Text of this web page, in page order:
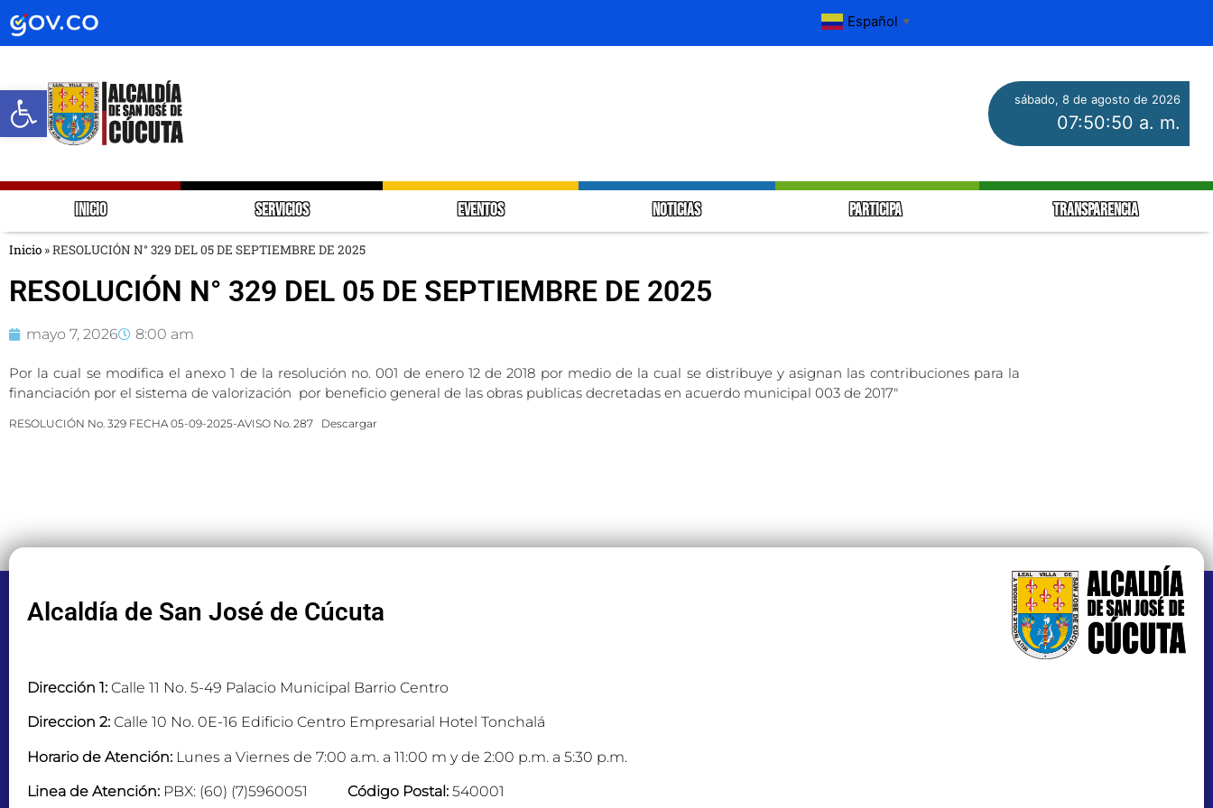
Abrir barra de herramientas
Español ▼
sábado, 8 de agosto de 2026
07:50:50 a. m.
INICIO SERVICIOS EVENTOS NOTICIAS PARTICIPA TRANSPARENCIA
Inicio »RESOLUCIÓN N° 329 DEL 05 DE SEPTIEMBRE DE 2025
RESOLUCIÓN N° 329 DEL 05 DE SEPTIEMBRE DE 2025
mayo 7, 2026 8:00 am
Por la cual se modifica el anexo 1 de la resolución no. 001 de enero 12 de 2018 por medio de la cual se distribuye y asignan las contribuciones para la
financiación por el sistema de valorización por beneficio general de las obras publicas decretadas en acuerdo municipal 003 de 2017″
RESOLUCIÓN No. 329 FECHA 05-09-2025-AVISO No. 287 Descargar
Alcaldía de San José de Cúcuta
Dirección 1: Calle 11 No. 5-49 Palacio Municipal Barrio Centro
Direccion 2: Calle 10 No. 0E-16 Edificio Centro Empresarial Hotel Tonchalá
Horario de Atención: Lunes a Viernes de 7:00 a.m. a 11:00 m y de 2:00 p.m. a 5:30 p.m.
Linea de Atención: PBX: (60) (7)5960051 Código Postal: 540001